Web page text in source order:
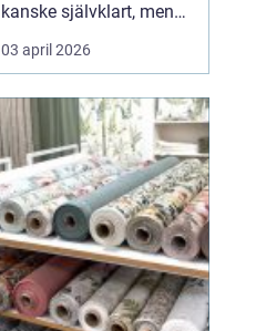
kanske självklart, men
många arbetsplatser
saknar en genomtänkt
Envattenmaskingör mer
än att bara servera va...
03 april 2026